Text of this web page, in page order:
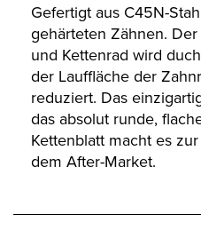
Gefertigt aus C45N-
gehärteten Zähnen.
und Kettenrad wird
der Lauffläche der
reduziert. Das
das absolut runde,
Kettenblatt macht es
dem After-Market.